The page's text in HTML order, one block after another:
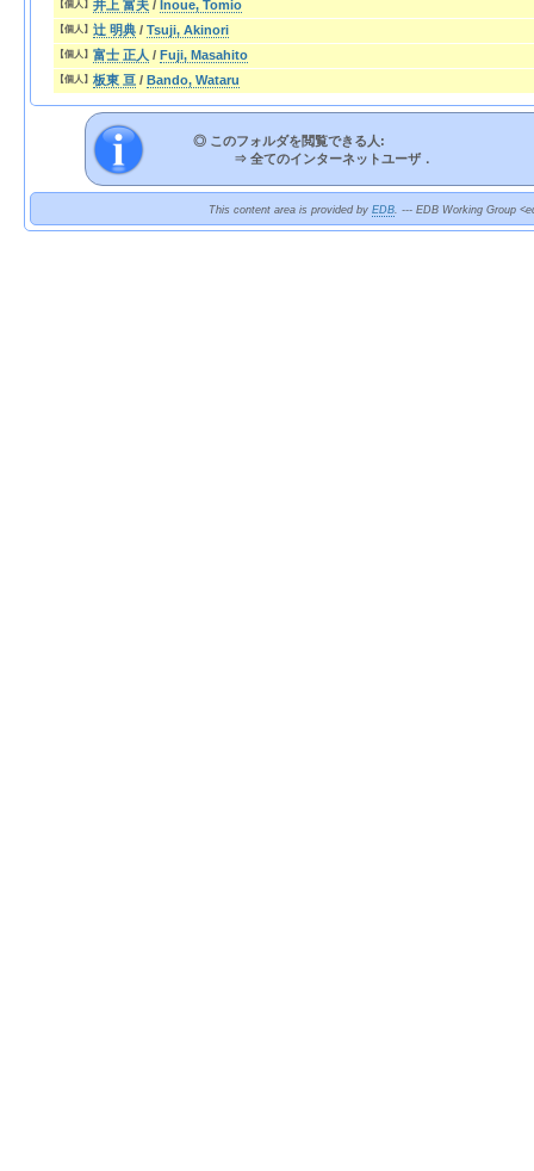
【個人】 井上 富夫 / Inoue, Tomio
【個人】 辻 明典 / Tsuji, Akinori
【個人】 富士 正人 / Fuji, Masahito
【個人】 板東 亘 / Bando, Wataru
◎ このフォルダを閲覧できる人:
⇒ 全てのインターネットユーザ．
This content area is provided by EDB. --- EDB Working Group